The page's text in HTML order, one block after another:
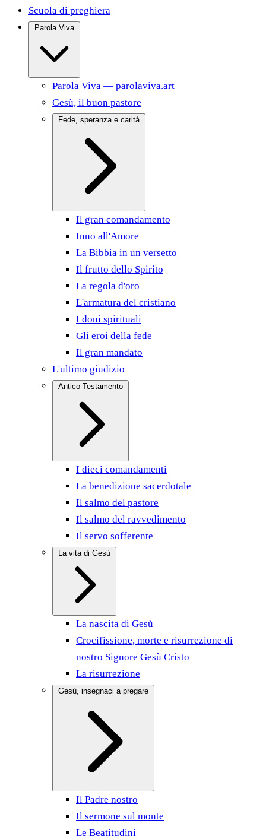
Scuola di preghiera
Parola Viva
Parola Viva — parolaviva.art
Gesù, il buon pastore
Fede, speranza e carità
Il gran comandamento
Inno all'Amore
La Bibbia in un versetto
Il frutto dello Spirito
La regola d'oro
L'armatura del cristiano
I doni spirituali
Gli eroi della fede
Il gran mandato
L'ultimo giudizio
I dieci comandamenti
La benedizione sacerdotale
Il salmo del pastore
Il salmo del ravvedimento
Il servo sofferente
La nascita di Gesù
Crocifissione, morte e risurrezione di
nostro Signore Gesù Cristo
La risurrezione
Il Padre nostro
Il sermone sul monte
Le Beatitudini